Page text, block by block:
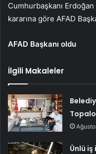
Cumhurbaşkanı
kararına göre AFAD
AFAD Başkanı oldu
İlgili Makaleler
Ünlü iş